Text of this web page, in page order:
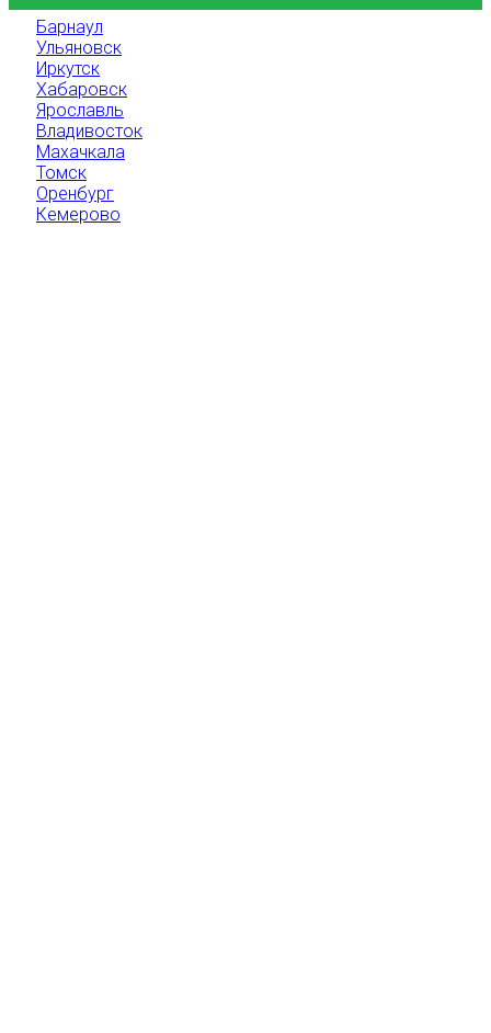
Барнаул
Ульяновск
Иркутск
Хабаровск
Ярославль
Владивосток
Махачкала
Томск
Оренбург
Кемерово